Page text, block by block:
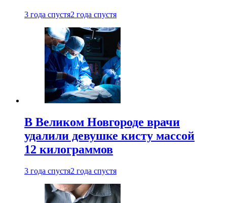
3 года спустя2 года спустя
В Великом Новгороде врачи
удалили девушке кисту массой
12 килограммов
3 года спустя2 года спустя